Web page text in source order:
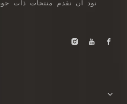
نود أن نقدم منتجات ذات